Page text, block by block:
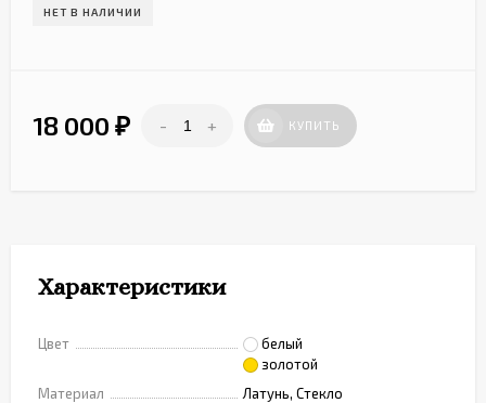
НЕТ В НАЛИЧИИ
18 000 ₽ - + КУПИТЬ
Характеристики
Цвет
белый
золотой
Материал
Латунь, Стекло